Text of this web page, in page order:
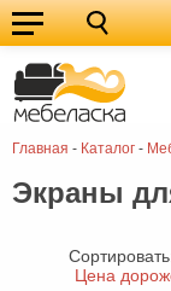
Главная - Каталог -
Кухонные
гарнитуры
Мебель
для
кухни
Мебель
для
спальни
Кровати
Шкафы
Экраны
Цена